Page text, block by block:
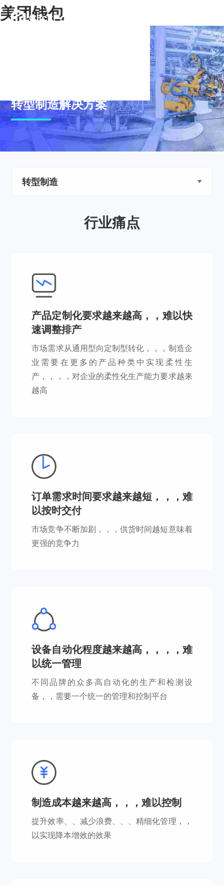
美团钱包
转型制造解决方案
转型制造
行业痛点
产品定制化要求越来越高，，难以快
速调整排产
市场需求从通用型向定制型转化，，，制造企
业需要在更多的产品种类中实现柔性生
产，，，，对企业的柔性化生产能力要求越来
越高
订单需求时间要求越来越短，，，难
以按时交付
市场竞争不断加剧，，，供货时间越短意味着
更强的竞争力
设备自动化程度越来越高，，，，难
以统一管理
不同品牌的众多高自动化的生产和检测设
备，，需要一个统一的管理和控制平台
制造成本越来越高，，，难以控制
提升效率、、减少浪费、、、精细化管理，，
以实现降本增效的效果